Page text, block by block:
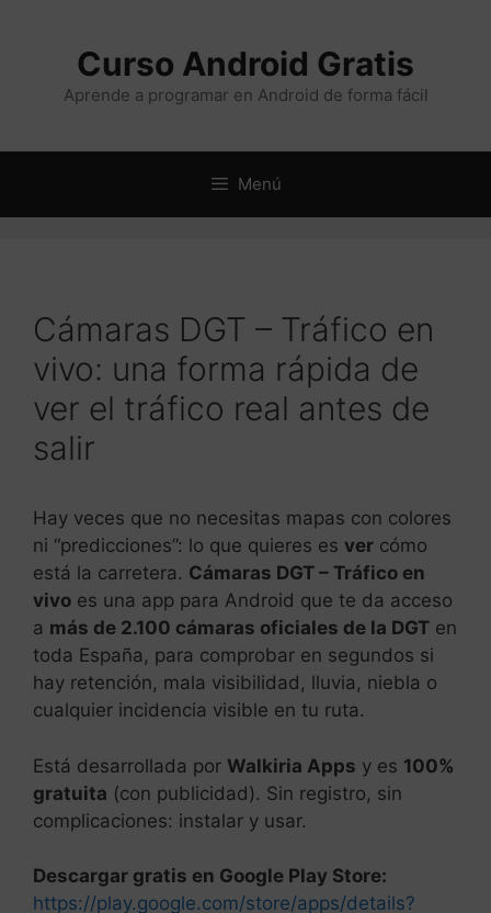
contenidoCurso Android Gratis
Aprende a programar en Android de forma fácil
Menú
Cámaras DGT – Tráfico en
vivo: una forma rápida de
ver el tráfico real antes de
salir
Hay veces que no necesitas mapas con colores
ni “predicciones”: lo que quieres es ver cómo
está la carretera. Cámaras DGT – Tráfico en
vivo es una app para Android que te da acceso
a más de 2.100 cámaras oficiales de la DGT en
toda España, para comprobar en segundos si
hay retención, mala visibilidad, lluvia, niebla o
cualquier incidencia visible en tu ruta.
Está desarrollada por Walkiria Apps y es 100%
gratuita (con publicidad). Sin registro, sin
complicaciones: instalar y usar.
Descargar gratis en Google Play Store:
https://play.google.com/store/apps/details?